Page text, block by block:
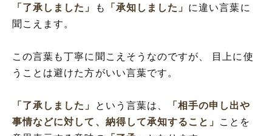
「了承しました」 も 「承知しました」 に違い言葉に
聞こえます。
この言葉も丁寧に聞こえそうなのですが、 目上に使
うことは避けた方がいい言葉です。
「了承しました」 という言葉は、
「相手の申し出や
事情などに対して、納得して承知すること」 ことを